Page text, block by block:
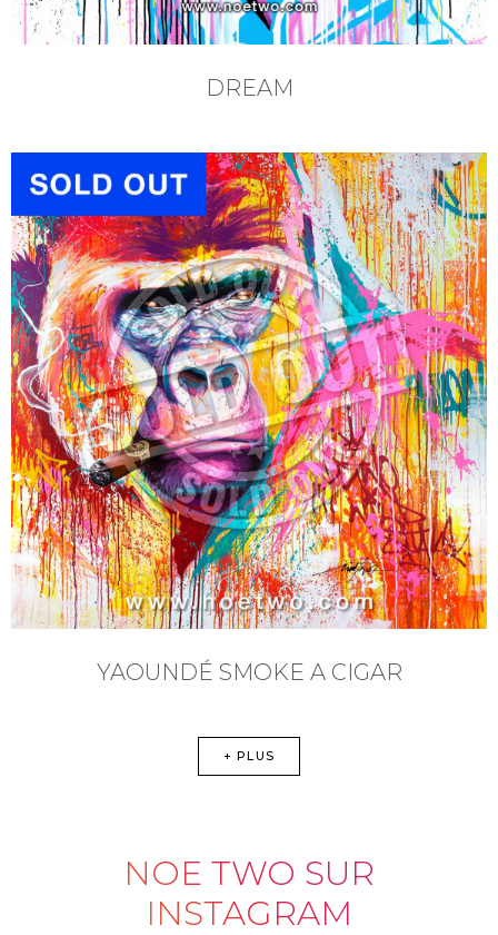
DREAM
YAOUNDÉ SMOKE A CIGAR
+ PLUS
NOE TWO SUR
INSTAGRAM